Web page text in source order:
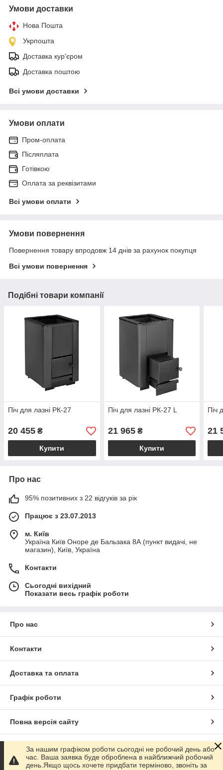
Умови доставки
Нова Пошта
Укрпошта
Доставка кур'єром
Доставка поштою
Всі умови доставки
Умови оплати
Пром-оплата
Післяплата
Готівкою
Оплата за реквізитами
Всі умови оплати
Умови повернення
Повернення товару впродовж 14 днів за рахунок покупця
Всі умови повернення
Подібні товари компанії
Піч для лазні РК-27
20 455 ₴
Купити
Піч для лазні РК-27 L
21 965₴
Купити
Піч
21
Про нас
95% позитивних з 22 відгуків за рік
Працює з 23.07.2013
м. Київ
Україна Київ Оноре де Бальзака 8А (пункт видачі, не
магазин), Київ, Україна
Контакти
Сьогодні вихідний
Показати весь графік роботи
Про нас
Контакти
Доставка та оплата
Графік роботи
Повна версія сайту
Сайт створено на маркетплейсі Prom.ua
За нашим графіком роботи сьогодні не робочий день або
час. Ваша заявка буде оброблена в найближчий робочий
день.Якщо щось хочете придбати терміново, звоніть за